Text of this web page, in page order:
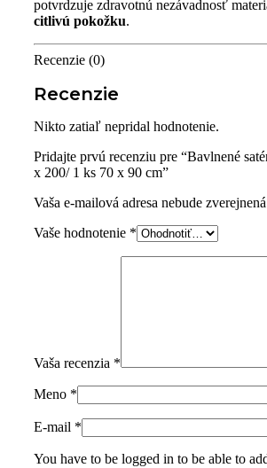
potvrdzuje zdravotnú nezávadnosť
citlivú pokožku.
Recenzie (0)
Recenzie
Nikto zatiaľ nepridal hodnotenie.
Pridajte prvú recenziu pre “Bavlnené
x 200/ 1 ks 70 x 90 cm”
Vaša e-mailová adresa nebude
Vaše hodnotenie *
Vaša recenzia *
Meno *
E-mail *
You have to be logged in to be able to